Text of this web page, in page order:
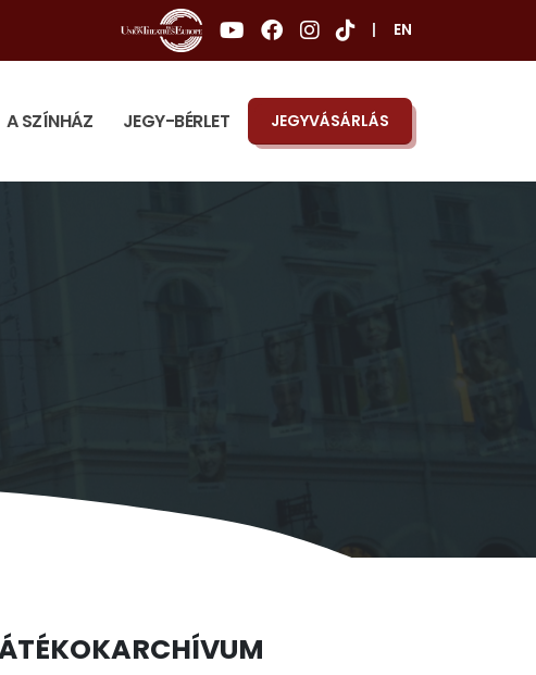
EN
A SZÍNHÁZ JEGY-BÉRLET JEGYVÁSÁRLÁS
ARCHÍVUM